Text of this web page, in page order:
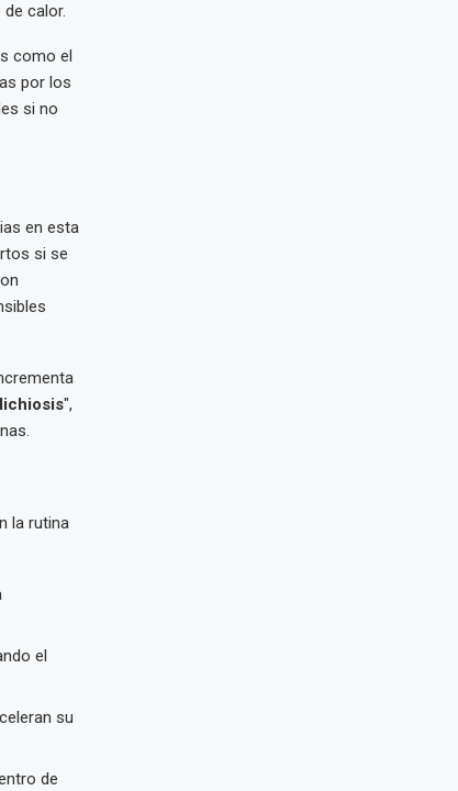
calor.
como el
por los
si no
en esta
si se
",
la rutina
el
su
de